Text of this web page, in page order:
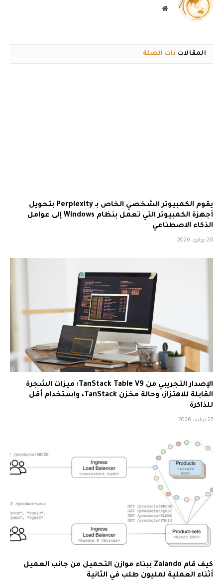
موقع
المقالات ذات الصلة
يقوم الكمبيوتر الشخصي الخاص بـ Perplexity بتحويل
أجهزة الكمبيوتر التي تعمل بنظام Windows إلى عوامل
الذكاء الاصطناعي
28 يوليو، 2026
الإصدار التجريبي من TanStack Table V9: ميزات الشجرة
القابلة للاهتزاز، وحالة مخزن TanStack، واستخدام أقل
للذاكرة
27 يوليو، 2026
كيف قام Zalando ببناء موازن التحميل من جانب العميل
أثناء العملية لمليون طلب في الثانية